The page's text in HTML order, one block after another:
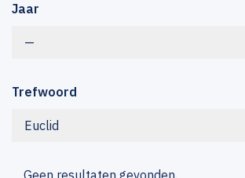
Jaar
—
Trefwoord
Euclid
Geen resultaten gevonden.